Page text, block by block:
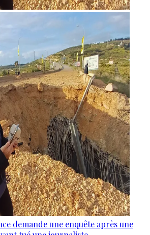
demande une enquête après une